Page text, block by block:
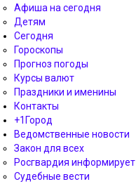
Афиша на сегодня
Детям
Сегодня
Гороскопы
Прогноз погоды
Курсы валют
Праздники и именины
Контакты
+1Город
Ведомственные новости
Закон для всех
Росгвардия информирует
Судебные вести